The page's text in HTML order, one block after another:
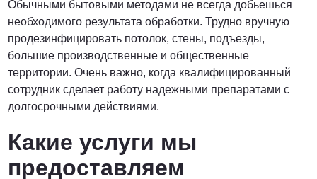
ПОЗВОНИТЬ
Обычными бытовыми методами не всегда добьешься
необходимого результата обработки. Трудно вручную
продезинфицировать потолок, стены, подъезды,
большие производственные и общественные
территории. Очень важно, когда квалифицированный
сотрудник сделает работу надежными препаратами с
долгосрочными действиями.
Какие услуги мы
предоставляем